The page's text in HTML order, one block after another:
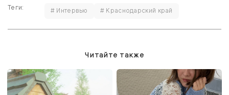
Теги: # Интервью # Краснодарский край
Читайте также